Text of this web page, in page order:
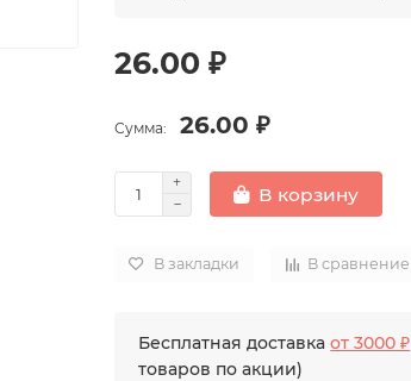
26.00 ₽
Сумма: 26.00 ₽
В корзину
В закладки В сравнение
Бесплатная доставкаот 3000 ₽
товаров по акции)